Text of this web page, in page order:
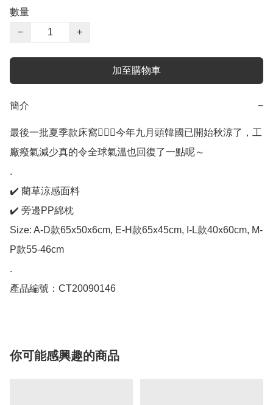
數量
−
+
加至購物車
簡介 −
最後一批夏季款床窩🙋🏻‍♀️今年九月頭韓國已開始秋涼了，工
廠癈氣減少真的令全球氣溫也回復了一點呢～
.
✔️ 藺草涼感面料
✔️ 旁邊PP綿枕
Size: A-D款65x50x6cm, E-H款65x45cm, I-L款40x60cm, M-
P款55-46cm
.
產品編號：CT20090146
你可能感興趣的商品